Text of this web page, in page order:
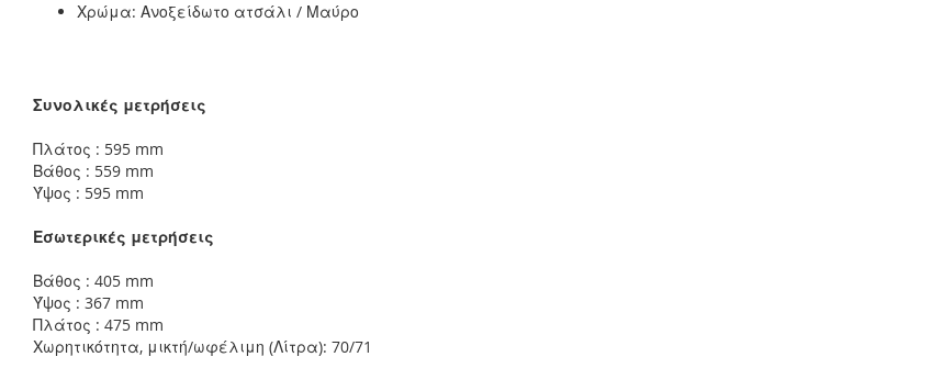
Χρώμα: Ανοξείδωτο ατσάλι / Μαύρο
Συνολικές μετρήσεις
Πλάτος : 595 mm
Βάθος : 559 mm
Ύψος : 595 mm
Εσωτερικές μετρήσεις
Βάθος : 405 mm
Ύψος : 367 mm
Πλάτος : 475 mm
Χωρητικότητα, μικτή/ωφέλιμη (Λίτρα): 70/71